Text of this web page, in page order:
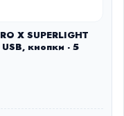
X SUPERLIGHT
кнопки - 5